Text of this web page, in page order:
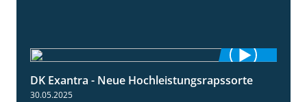
2:15
DK Exantra - Neue Hochleistungsrapssorte
30.05.2025